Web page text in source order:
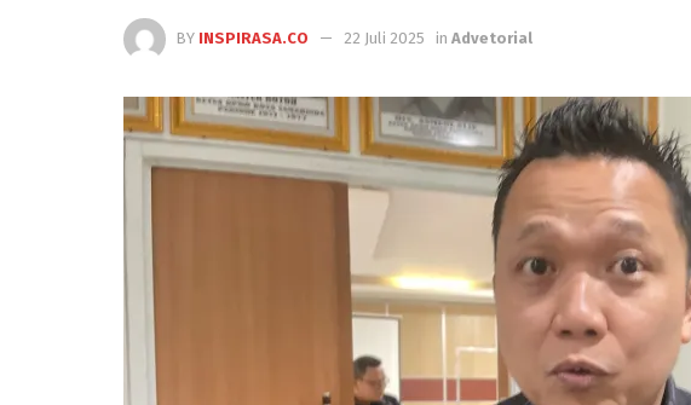
BY INSPIRASA.CO 22 Juli 2025 in Advetorial